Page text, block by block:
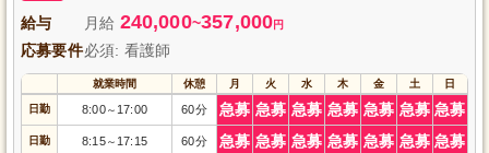
給与 月給 240,000~357,000円
応募要件必須: 看護師
就業時間 休憩 月 火 水 木 金 土 日
日勤 8:00～ 17:00 60分 急募 急募 急募 急募 急募 急募 急募
日勤 8:15～ 17:15 60分 急募 急募 急募 急募 急募 急募 急募